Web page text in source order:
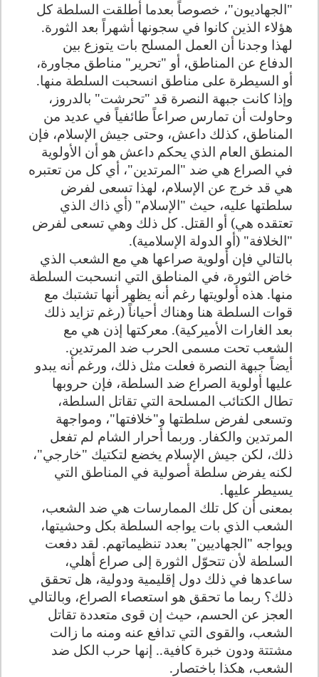
"الجهاديون"، خصوصاً بعدما أطلقت السلطة كل
هؤلاء الذين كانوا في سجونها أشهراً بعد الثورة.
لهذا وجدنا أن العمل المسلح بات يتوزع بين
الدفاع عن المناطق، أو "تحرير" مناطق مجاورة،
أو السيطرة على مناطق انسحبت السلطة منها.
وإذا كانت جبهة النصرة قد "تحرشت" بالدروز،
وحاولت أن تمارس صراعاً طائفياً في عديد من
المناطق، كذلك داعش، وحتى جيش الإسلام، فإن
المنطق العام الذي يحكم داعش هو أن الأولوية
في الصراع هي ضد "المرتدين"، أي كل من تعتبره
هي قد خرج عن الإسلام، لهذا تسعى لفرض
سلطتها عليه، حيث "الإسلام" (أي ذاك الذي
تعتقده هي) أو القتل. كل ذلك وهي تسعى لفرض
"الخلافة" (أو الدولة الإسلامية).
بالتالي فإن أولوية صراعها هي مع الشعب الذي
خاض الثورة، في المناطق التي انسحبت السلطة
منها. هذه أولويتها رغم أنه يظهر أنها تشتبك مع
قوات السلطة هنا وهناك أحياناً (رغم تزايد ذلك
بعد الغارات الأميركية). معركتها إذن هي مع
الشعب تحت مسمى الحرب ضد المرتدين.
أيضاً جبهة النصرة فعلت مثل ذلك، ورغم أنه يبدو
عليها أولوية الصراع ضد السلطة، فإن حروبها
تطال الكتائب المسلحة التي تقاتل السلطة،
وتسعى لفرض سلطتها و"خلافتها"، ومواجهة
المرتدين والكفار. وربما أحرار الشام لم تفعل
ذلك، لكن جيش الإسلام يخضع لتكتيك "خارجي"،
لكنه يفرض سلطة أصولية في المناطق التي
يسيطر عليها.
بمعنى أن كل تلك الممارسات هي ضد الشعب،
الشعب الذي بات يواجه السلطة بكل وحشيتها،
ويواجه "الجهاديين" بعدد تنظيماتهم. لقد دفعت
السلطة لأن تتحوّل الثورة إلى صراع أهلي،
ساعدها في ذلك دول إقليمية ودولية، هل تحقق
ذلك؟ ربما ما تحقق هو استعصاء الصراع، وبالتالي
العجز عن الحسم، حيث إن قوى متعددة تقاتل
الشعب، والقوى التي تدافع عنه ومنه ما زالت
مشتتة ودون خبرة كافية.. إنها حرب الكل ضد
الشعب، هكذا باختصار.